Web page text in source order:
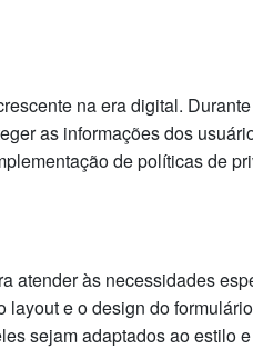
na era digital.
as informações dos
de políticas de
atender às necessidades
e o design do
sejam adaptados ao estilo